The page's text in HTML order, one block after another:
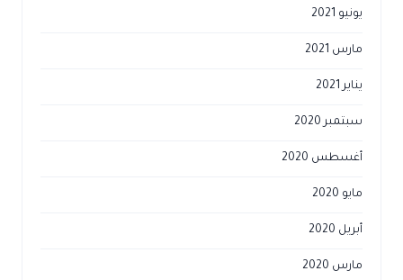
يونيو 2021
مارس 2021
يناير 2021
سبتمبر 2020
أغسطس 2020
مايو 2020
أبريل 2020
مارس 2020